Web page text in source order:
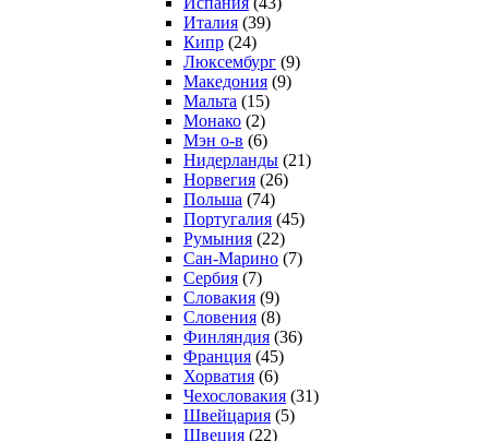
Италия (39)
Кипр (24)
Люксембург (9)
Македония (9)
Мальта (15)
Монако (2)
Мэн о-в (6)
Нидерланды (21)
Норвегия (26)
Польша (74)
Португалия (45)
Румыния (22)
Сан-Марино (7)
Сербия (7)
Словакия (9)
Словения (8)
Финляндия (36)
Франция (45)
Хорватия (6)
Чехословакия (31)
Швейцария (5)
Швеция (22)